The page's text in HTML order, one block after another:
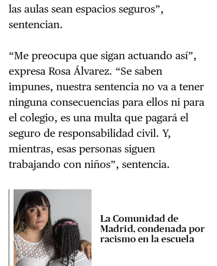
las aulas sean espacios seguros”,
sentencian.
“Me preocupa que sigan actuando así”,
expresa Rosa Álvarez. “Se saben
impunes, nuestra sentencia no va a tener
ninguna consecuencias para ellos ni para
el colegio, es una multa que pagará el
seguro de responsabilidad civil. Y,
mientras, esas personas siguen
trabajando con niños”, sentencia.
La Comunidad de
Madrid, condenada por
racismo en la escuela